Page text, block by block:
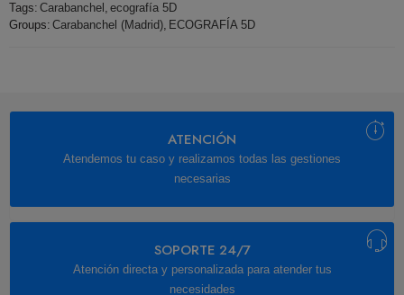
Tags: Carabanchel , ecografía 5D
Groups: Carabanchel (Madrid), ECOGRAFÍA 5D
ATENCIÓN
Atendemos tu caso y realizamos todas las gestiones
necesarias
SOPORTE 24/7
Atención directa y personalizada para atender tus
necesidades